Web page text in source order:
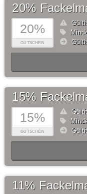
20%
GUTSCHEIN
20%
15%
GUTSCHEIN
15%
11%